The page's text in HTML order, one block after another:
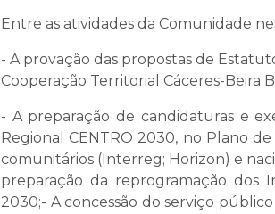
Entre as atividades da Comunidade
- A provação das propostas de
Cooperação Territorial Cáceres-Beira
- A preparação de candidaturas e
Regional CENTRO 2030, no Plano
comunitários (Interreg; Horizon) e
preparação da reprogramação dos
2030;- A concessão do serviço